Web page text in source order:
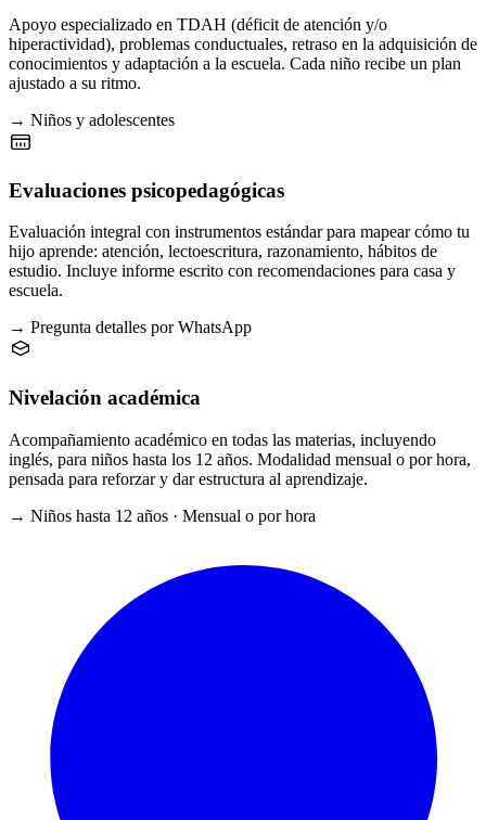
Apoyo especializado en TDAH (déficit de atención y/o
hiperactividad), problemas conductuales, retraso en la adquisición de
conocimientos y adaptación a la escuela. Cada niño recibe un plan
ajustado a su ritmo.
→ Niños y adolescentes
Evaluaciones psicopedagógicas
Evaluación integral con instrumentos estándar para mapear cómo tu
hijo aprende: atención, lectoescritura, razonamiento, hábitos de
estudio. Incluye informe escrito con recomendaciones para casa y
escuela.
→ Pregunta detalles por WhatsApp
Nivelación académica
Acompañamiento académico en todas las materias, incluyendo
inglés, para niños hasta los 12 años. Modalidad mensual o por hora,
pensada para reforzar y dar estructura al aprendizaje.
→ Niños hasta 12 años · Mensual o por hora